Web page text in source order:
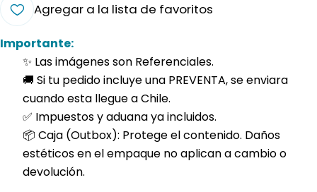
Agregar a la lista de favoritos
Importante:
✨ Las imágenes son Referenciales.
🚚 Si tu pedido incluye una PREVENTA, se enviara
cuando esta llegue a Chile.
✅ Impuestos y aduana ya incluidos.
📦 Caja (Outbox): Protege el contenido. Daños
estéticos en el empaque no aplican a cambio o
devolución.